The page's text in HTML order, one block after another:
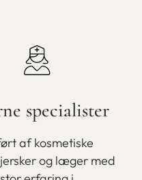
specialister
af kosmetiske
og læger med